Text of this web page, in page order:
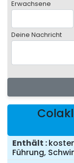
Erwachsene
Deine Nachricht
Enthält
Führung,